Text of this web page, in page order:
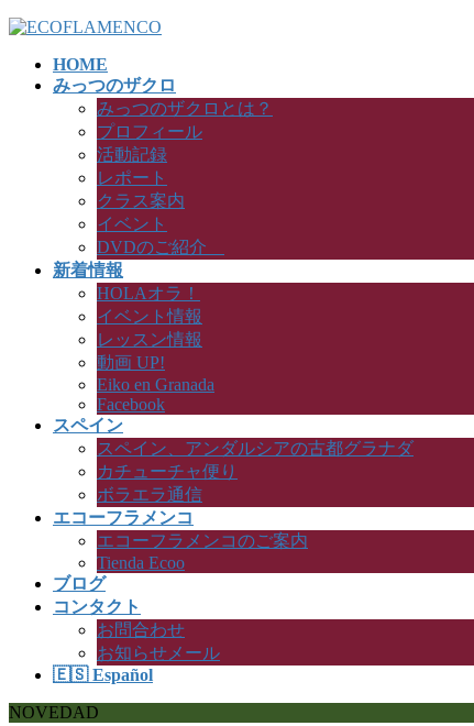
コ
ナ
HOME
みっつのザクロ
みっつのザクロとは？
プロフィール
活動記録
レポート
クラス案内
イベント
DVDのご紹介
新着情報
HOLAオラ！
イベント情報
レッスン情報
動画 UP!
Eiko en Granada
Facebook
スペイン
スペイン、アンダルシアの古都グラナダ
カチューチャ便り
ボラエラ通信
エコーフラメンコ
エコーフラメンコのご案内
Tienda Ecoo
ブログ
コンタクト
お問合わせ
お知らせメール
🇪🇸 Español
NOVEDAD